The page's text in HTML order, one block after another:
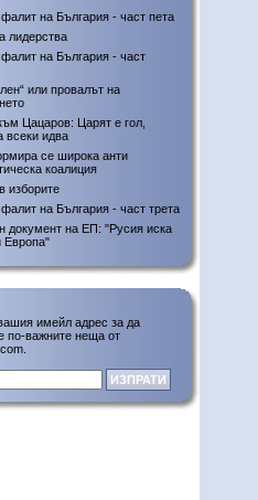
на България - част пета
лидерства
на България - част
или провалът на
Цацаров: Царят е гол,
всеки идва
се широка анти
коалиция
изборите
на България - част трета
документ на ЕП: "Русия иска
Европа"
имейл адрес за да
по-важните неща от